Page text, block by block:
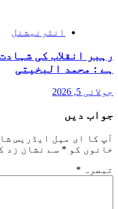
انٹرنیشنل
رہبر انقلاب کی
ہے : محمد البخیتی
جولائی 5, 2026
جواب دیں
آپ کا ای میل ایڈریس
خانوں کو * سے نشان زد
تبصرہ *